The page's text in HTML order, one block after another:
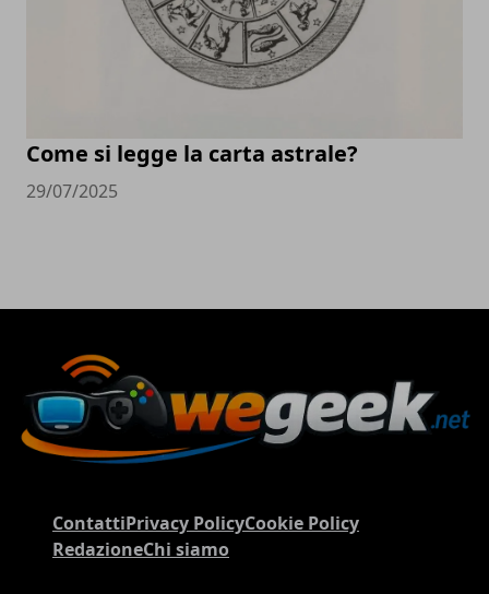
Come si legge la carta astrale?
29/07/2025
ContattiPrivacy PolicyCookie Policy
RedazioneChi siamo